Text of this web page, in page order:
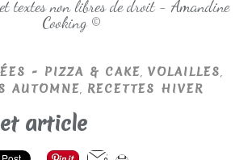
textes non libres de droit - Amandine
Cooking ©
- PIZZA & CAKE, VOLAILLES,
AUTOMNE, RECETTES HIVER
article